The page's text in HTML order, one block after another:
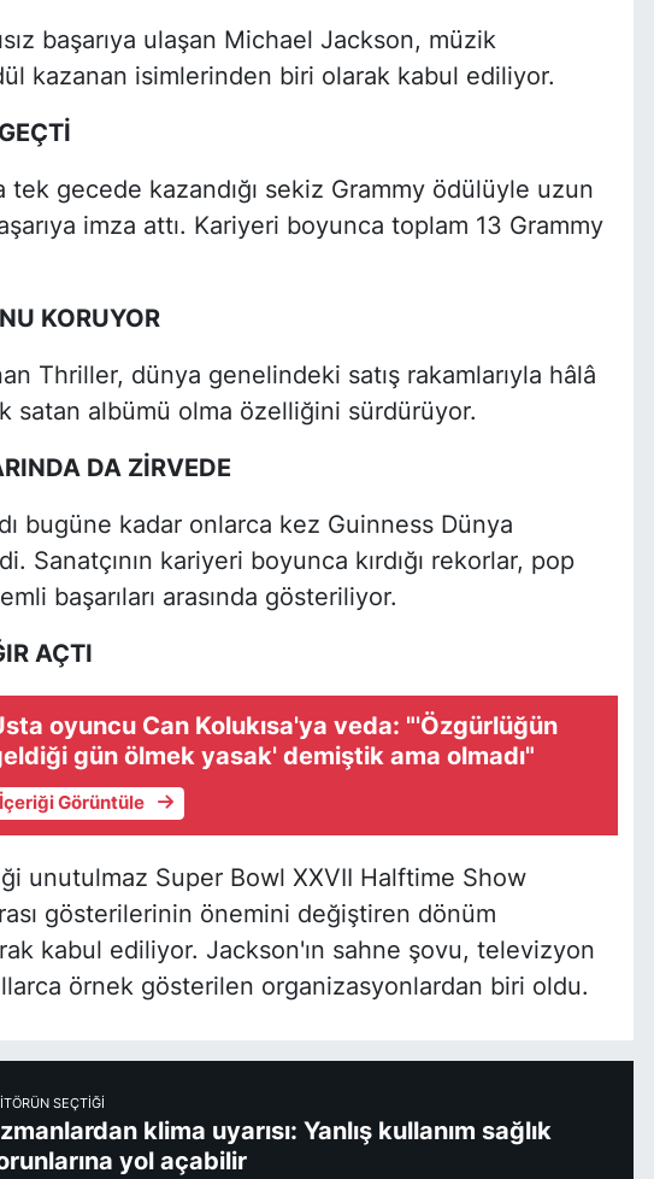
başarıya ulaşan Michael Jackson, müzik
kazanan isimlerinden biri olarak kabul ediliyor.
tek gecede kazandığı sekiz Grammy ödülüyle uzun
imza attı. Kariyeri boyunca toplam 13 Grammy
KORUYOR
Thriller, dünya genelindeki satış rakamlarıyla hâlâ
satan albümü olma özelliğini sürdürüyor.
DA ZİRVEDE
bugüne kadar onlarca kez Guinness Dünya
Sanatçının kariyeri boyunca kırdığı rekorlar, pop
başarıları arasında gösteriliyor.
AÇTI
oyuncu Can Kolukısa'ya veda: "'Özgürlüğün
gün ölmek yasak' demiştik ama olmadı"
İçeriği Görüntüle
unutulmaz Super Bowl XXVII Halftime Show
gösterilerinin önemini değiştiren dönüm
kabul ediliyor. Jackson'ın sahne şovu, televizyon
örnek gösterilen organizasyonlardan biri oldu.
SEÇTIĞI
klima uyarısı: Yanlış kullanım sağlık
yol açabilir